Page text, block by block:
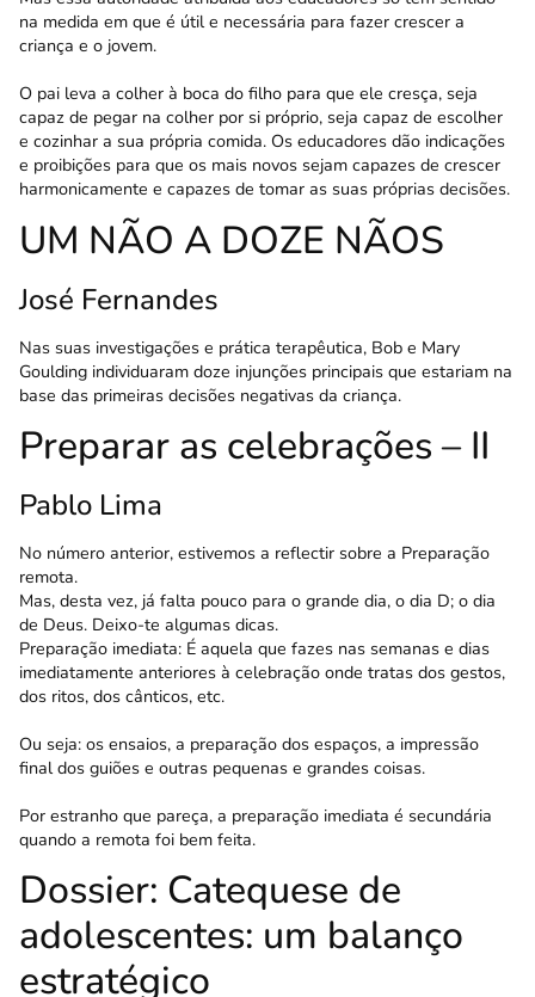
na medida em que é útil e necessária para fazer crescer a
criança e o jovem.
O pai leva a colher à boca do filho para que ele cresça, seja
capaz de pegar na colher por si próprio, seja capaz de escolher
e cozinhar a sua própria comida. Os educadores dão indicações
e proibições para que os mais novos sejam capazes de crescer
harmonicamente e capazes de tomar as suas próprias decisões.
UM NÃO A DOZE NÃOS
José Fernandes
Nas suas investigações e prática terapêutica, Bob e Mary
Goulding individuaram doze injunções principais que estariam na
base das primeiras decisões negativas da criança.
Preparar as celebrações – II
Pablo Lima
No número anterior, estivemos a reflectir sobre a Preparação
remota.
Mas, desta vez, já falta pouco para o grande dia, o dia D; o dia
de Deus. Deixo-te algumas dicas.
Preparação imediata: É aquela que fazes nas semanas e dias
imediatamente anteriores à celebração onde tratas dos gestos,
dos ritos, dos cânticos, etc.
Ou seja: os ensaios, a preparação dos espaços, a impressão
final dos guiões e outras pequenas e grandes coisas.
Por estranho que pareça, a preparação imediata é secundária
quando a remota foi bem feita.
Dossier: Catequese de
adolescentes: um balanço
estratégico